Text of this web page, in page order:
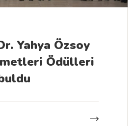
Yahya Özsoy
Ödülleri